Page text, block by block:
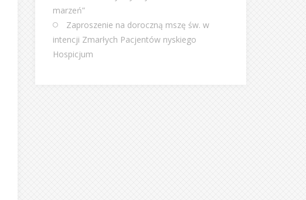
marzeń”
Zaproszenie na doroczną mszę św. w
intencji Zmarłych Pacjentów nyskiego
Hospicjum